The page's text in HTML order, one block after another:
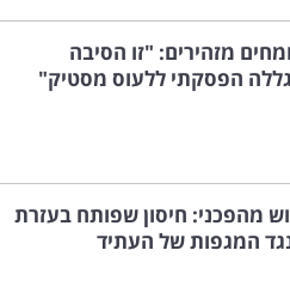
מזהירים: "זו הסיבה
הפסקתי ללעוס מסטיק"
מהפכני: חיסון שפותח בעזרת